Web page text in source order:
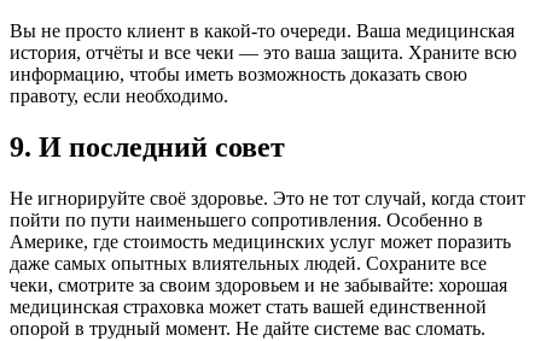
Вы не просто клиент в какой-то очереди. Ваша медицинская
история, отчёты и все чеки — это ваша защита. Храните всю
информацию, чтобы иметь возможность доказать свою
правоту, если необходимо.
9. И последний совет
Не игнорируйте своё здоровье. Это не тот случай, когда стоит
пойти по пути наименьшего сопротивления. Особенно в
Америке, где стоимость медицинских услуг может поразить
даже самых опытных влиятельных людей. Сохраните все
чеки, смотрите за своим здоровьем и не забывайте: хорошая
медицинская страховка может стать вашей единственной
опорой в трудный момент. Не дайте системе вас сломать.